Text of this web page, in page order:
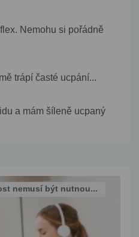
Nemohu si pořádně
trápí časté ucpání...
a mám šíleně ucpaný
nemusí být nutnou...